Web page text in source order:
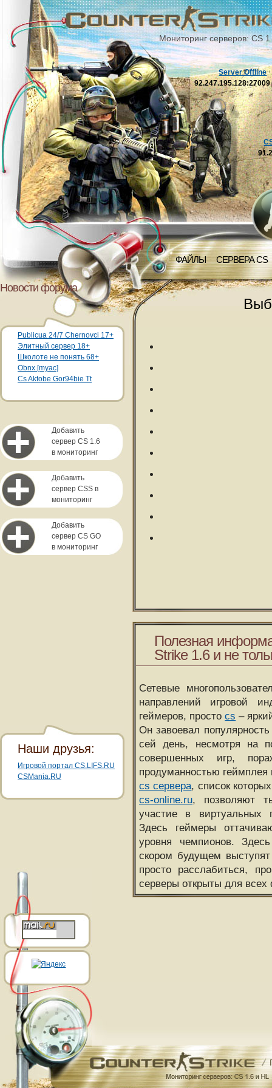
Мониторинг серверов: CS
ФАЙЛЫ СЕРВЕРА CS
Server Offline
92.247.195.128:27009
Новости форума
Publicua 24/7 Chernovci 17+
Элитный сервер 18+
Школоте не понять 68+
Obnx [myac]
Cs Aktobe Gor94bie Tt
Добавить
сервер CS 1.6
в мониторинг
Добавить
сервер CSS в
мониторинг
Добавить
сервер CS GO
в мониторинг
Полезная
Strike 1.6 и не
Сетевые
направлений игровой
геймеров, простоcs –
Он завоевал
сей день, несмотря на
совершенных игр,
продуманностью
cs сервера, список
cs-online.ru, позволяют
участие в виртуальных
Здесь геймеры
уровня чемпионов.
скором будущем
просто расслабиться,
серверы открыты для всех
Наши друзья:
Игровой портал CS.LIFS.RU
CSMania.RU